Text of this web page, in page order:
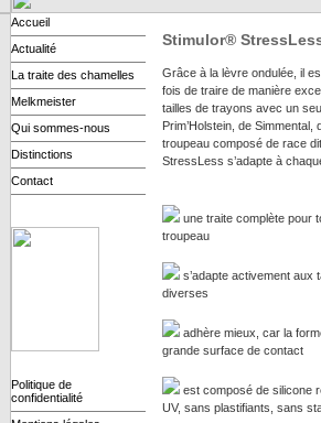
Accueil
Actualité
La traite des chamelles
Melkmeister
Qui sommes-nous
Distinctions
Contact
Politique de
confidentialité
Stimulor®
Grâce à la lèvre ondulée, il
fois de traire de manière
tailles de trayons avec un
Prim’Holstein, de Simmental,
troupeau composé de race
StressLess s’adapte à
une traite complète pour
troupeau
s’adapte activement aux
diverses
adhère mieux, car la
grande surface de contact
est composé de silicone
UV, sans plastifiants, sans